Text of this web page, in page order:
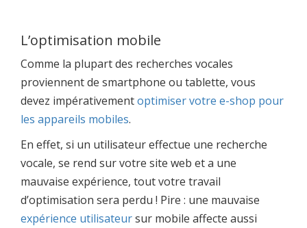
L’optimisation mobile
Comme la plupart des recherches vocales
proviennent de smartphone ou tablette, vous
devez impérativementoptimiser votre e-shop pour
les appareils mobiles.
En effet, si un utilisateur effectue une recherche
vocale, se rend sur votre site web et a une
mauvaise expérience, tout votre travail
d’optimisation sera perdu ! Pire : une mauvaise
expérience utilisateursur mobile affecte aussi